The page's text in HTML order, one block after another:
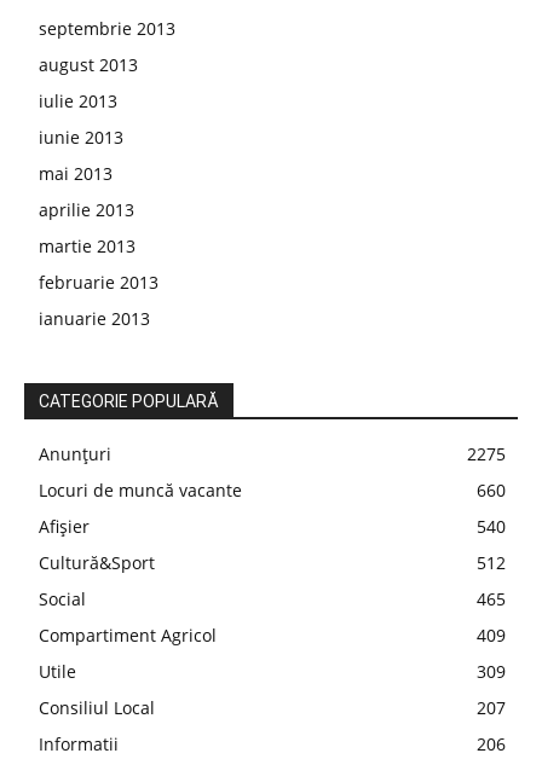
septembrie 2013
august 2013
iulie 2013
iunie 2013
mai 2013
aprilie 2013
martie 2013
februarie 2013
ianuarie 2013
CATEGORIE POPULARĂ
Anunțuri
2275
Locuri de muncă vacante
660
Afișier
540
Cultură&Sport
512
Social
465
Compartiment Agricol
409
Utile
309
Consiliul Local
207
Informatii
206